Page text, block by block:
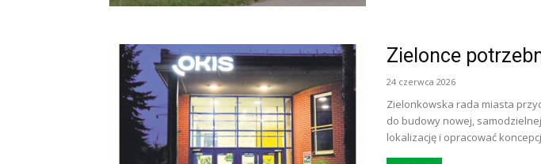
Zielonce
24 czerwca 2026
Zielonkowska rada miasta
do budowy nowej,
lokalizację i opracować